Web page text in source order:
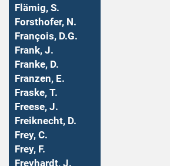
Flämig, S.
Forsthofer, N.
François, D.G.
Frank, J.
Franke, D.
Franzen, E.
Fraske, T.
Freese, J.
Freiknecht, D.
Frey, C.
Frey, F.
Freyhardt, J.